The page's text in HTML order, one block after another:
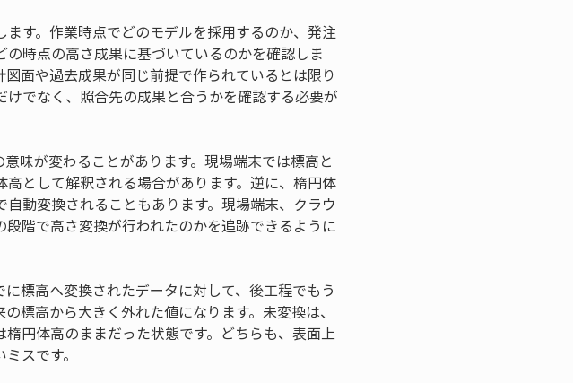
す。作業時点でどのモデルを採用するのか、発注
時点の高さ成果に基づいているのかを確認しま
面や過去成果が同じ前提で作られているとは限り
でなく、照合先の成果と合うかを確認する必要が
味が変わることがあります。現場端末では標高と
として解釈される場合があります。逆に、楕円体
動変換されることもあります。現場端末、クラウ
階で高さ変換が行われたのかを追跡できるように
標高へ変換されたデータに対して、後工程でもう
標高から大きく外れた値になります。未変換は、
円体高のままだった状態です。どちらも、表面上
スです。